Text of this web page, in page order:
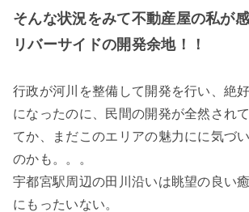
そんな状況をみて不動産屋の私が
リバーサイドの開発余地！！
行政が河川を整備して開発を行い、絶
になったのに、民間の開発が全然され
てか、まだこのエリアの魅力にに気づ
のかも。。。
宇都宮駅周辺の田川沿いは眺望の良い
にもったいない。